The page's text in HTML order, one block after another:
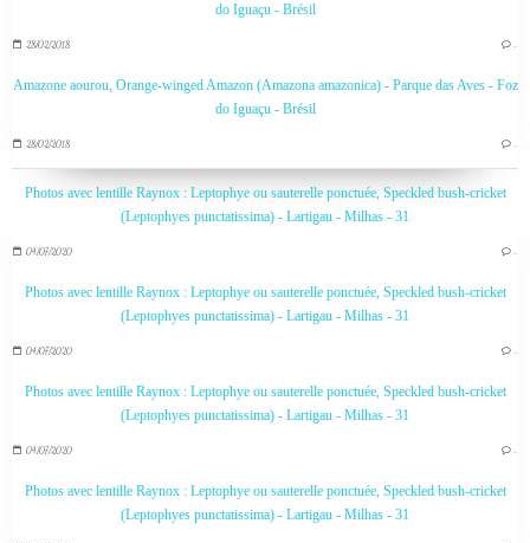
do Iguaçu - Brésil
28/02/2018 …
Amazone aourou, Orange-winged Amazon (Amazona amazonica) - Parque das Aves - Foz
do Iguaçu - Brésil
28/02/2018 …
Photos avec lentille Raynox : Leptophye ou sauterelle ponctuée, Speckled bush-cricket
(Leptophyes punctatissima) - Lartigau - Milhas - 31
04/07/2020 …
Photos avec lentille Raynox : Leptophye ou sauterelle ponctuée, Speckled bush-cricket
(Leptophyes punctatissima) - Lartigau - Milhas - 31
04/07/2020 …
Photos avec lentille Raynox : Leptophye ou sauterelle ponctuée, Speckled bush-cricket
(Leptophyes punctatissima) - Lartigau - Milhas - 31
04/07/2020 …
Photos avec lentille Raynox : Leptophye ou sauterelle ponctuée, Speckled bush-cricket
(Leptophyes punctatissima) - Lartigau - Milhas - 31